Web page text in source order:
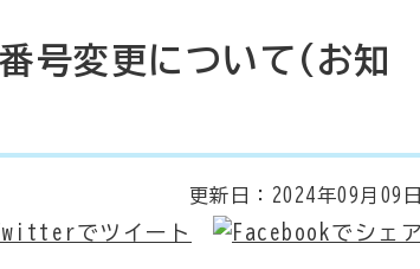
号変更について(お知
更新日： 2024年09月09日